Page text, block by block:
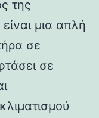
της
μια απλή
σε
σε